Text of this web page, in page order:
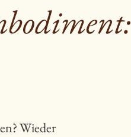
Wieder